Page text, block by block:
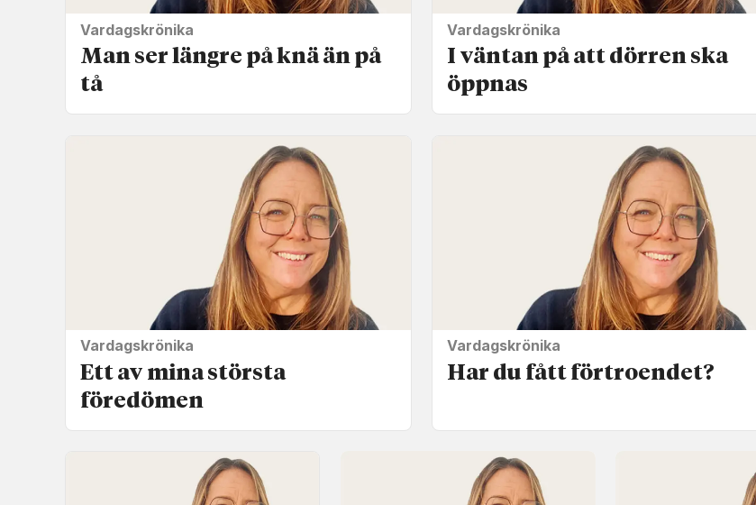
Vardagskrönika
Man ser längre på knä än på
tå
Vardagskrönika
I väntan på att dörren ska
öppnas
Vardagskrönika
Ett av mina största
föredömen
Vardagskrönika
Har du fått förtroendet?